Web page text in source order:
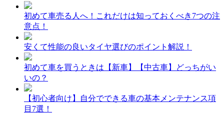
初めて車売る人へ！これだけは知っておくべき7つの注
意点！
安くて性能の良いタイヤ選びのポイント解説！
初めて車を買うときは【新車】【中古車】どっちがい
いの？
【初心者向け】自分でできる車の基本メンテナンス項
目7選！